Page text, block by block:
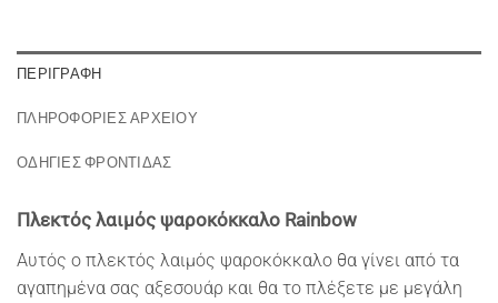
ΠΕΡΙΓΡΑΦΉ
ΠΛΗΡΟΦΟΡΙΕΣ ΑΡΧΕΙΟΥ
ΟΔΗΓΙΕΣ ΦΡΟΝΤΙΔΑΣ
Πλεκτός λαιμός ψαροκόκκαλο Rainbow
Αυτός ο πλεκτός λαιμός ψαροκόκκαλο θα γίνει από τα
αγαπημένα σας αξεσουάρ και θα το πλέξετε με μεγάλη